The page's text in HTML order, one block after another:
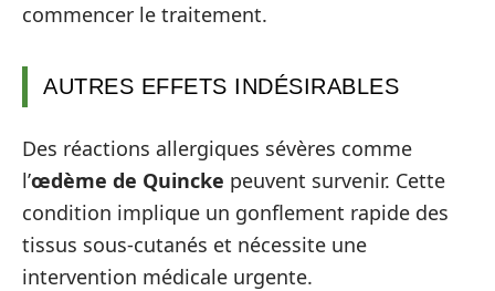
commencer le traitement.
AUTRES EFFETS INDÉSIRABLES
Des réactions allergiques sévères comme
l’œdème de Quincke peuvent survenir. Cette
condition implique un gonflement rapide des
tissus sous-cutanés et nécessite une
intervention médicale urgente.